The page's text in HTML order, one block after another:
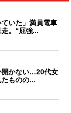
ていた」満員電車
。“屈強...
開かない…20代女
ものの...